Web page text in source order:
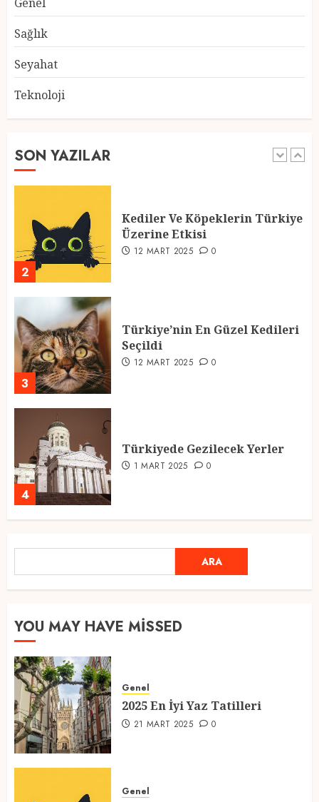
Sağlık
Seyahat
Teknoloji
SON YAZILAR
5
1
2025 En İyi Yaz Tatilleri
2
Kediler Ve Köpeklerin Türkiye
Üzerine Etkisi
12 MART 2025 0
3
Türkiye’nin En Güzel Kedileri
Seçildi
12 MART 2025 0
4
Türkiyede Gezilecek Yerler
1 MART 2025 0
Ramazan Ayı 2025: Manevi
Atmosfer ve Özel Hazırlıklar
1
21 MART 2025
Üzerine Etkisi
ARA
YOU MAY HAVE MISSED
Genel
2025 En İyi Yaz Tatilleri
21 MART 2025 0
Genel